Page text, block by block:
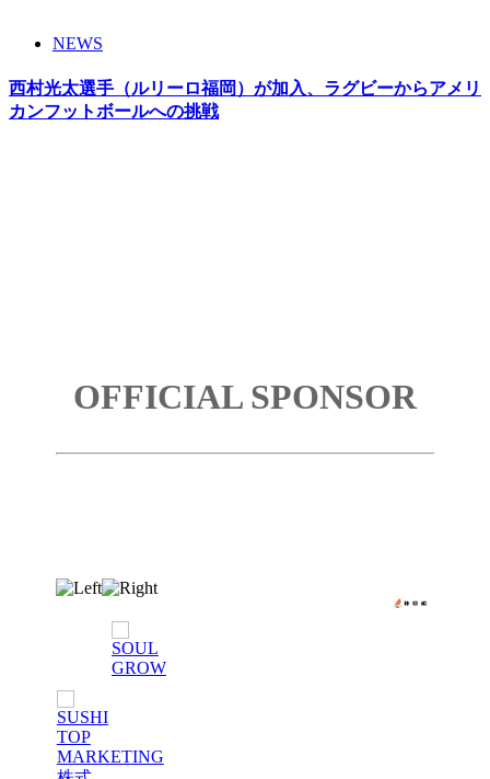
NEWS
西村光太選手（ルリーロ福岡）が加入、ラグビーからアメリ
カンフットボールへの挑戦
OFFICIAL SPONSOR